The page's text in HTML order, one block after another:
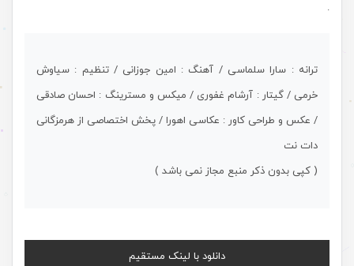
.
ترانه : سارا سلماسی / آهنگ : امین جوزانی / تنظیم : سیاوش
خرمی / گیتار : آرشام غفوری / میکس و مسترینگ : احسان صادقی
/ عکس و طراحی کاور : عکاسی اهورا / پخش اختصاصی از هرمزگانی
دات نت
( کپی بدون ذکر منبع مجاز نمی باشد )
دانلود با لینک مستقیم